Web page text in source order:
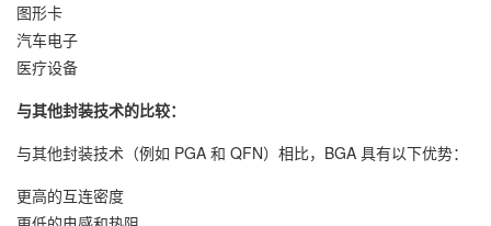
图形卡
汽车电子
医疗设备
与其他封装技术的比较：
与其他封装技术（例如 PGA 和 QFN）相比，BGA 具有以下优势：
更高的互连密度